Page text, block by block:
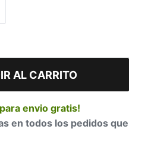
AL CARRITO
envio gratis!
en todos los pedidos que